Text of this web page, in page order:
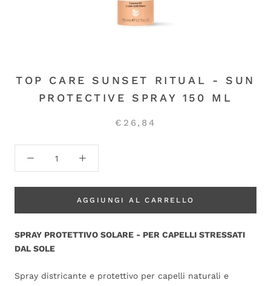
TOP CARE SUNSET RITUAL - SUN
PROTECTIVE SPRAY 150 ML
€26,84
AGGIUNGI AL CARRELLO
SPRAY PROTETTIVO SOLARE - PER CAPELLI STRESSATI
DAL SOLE
Spray districante e protettivo per capelli naturali e